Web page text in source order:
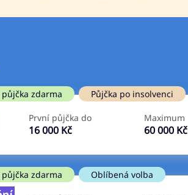
První půjčka zdarma
ano
půjčka zdarma Půjčka po insolvenci
První půjčka do
16 000 Kč
Maximum
60 000 Kč
půjčka zdarma Oblíbená volba